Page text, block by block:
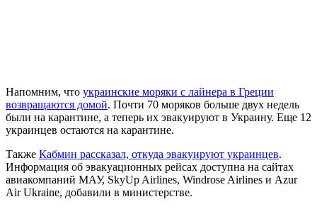
Напомним, что украинские моряки с лайнера в Греции
возвращаются домой. Почти 70 моряков больше двух недель
были на карантине, а теперь их эвакуируют в Украину. Еще 12
украинцев остаются на карантине.
Также Кабмин рассказал, откуда эвакуируют украинцев.
Информация об эвакуационных рейсах доступна на сайтах
авиакомпаний МАУ, SkyUp Airlines, Windrose Airlines и Azur
Air Ukraine, добавили в министерстве.